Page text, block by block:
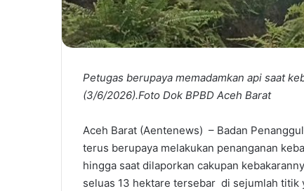
Petugas berupaya memadamkan api saat
(3/6/2026).Foto Dok BPBD Aceh Barat
Aceh Barat (Aentenews) – Badan
terus berupaya melakukan penanganan
hingga saat dilaporkan cakupan
seluas 13 hektare tersebar di sejumlah titik